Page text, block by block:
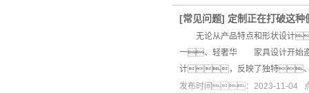
[常见问题] 定制正在打破这
无论从产品特点和形状设计
一、轻奢华 家具设计开始
计，反映了独特、
发布时间：2023-11-04